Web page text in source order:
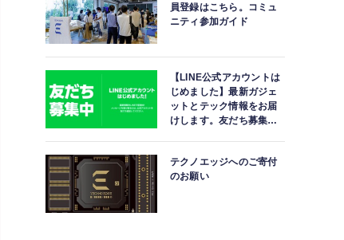
員登録はこちら。コミュ
ニティ参加ガイド
【LINE公式アカウントは
じめました】最新ガジェ
ットとテック情報をお届
けします。友だち募集
テクノエッジへのご寄付
のお願い